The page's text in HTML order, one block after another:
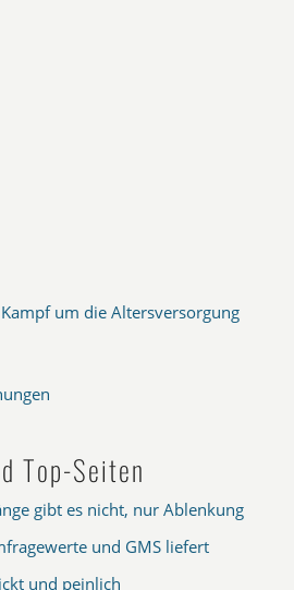
um die Altersversorgung
Top-Seiten
gibt es nicht, nur Ablenkung
und GMS liefert
und peinlich